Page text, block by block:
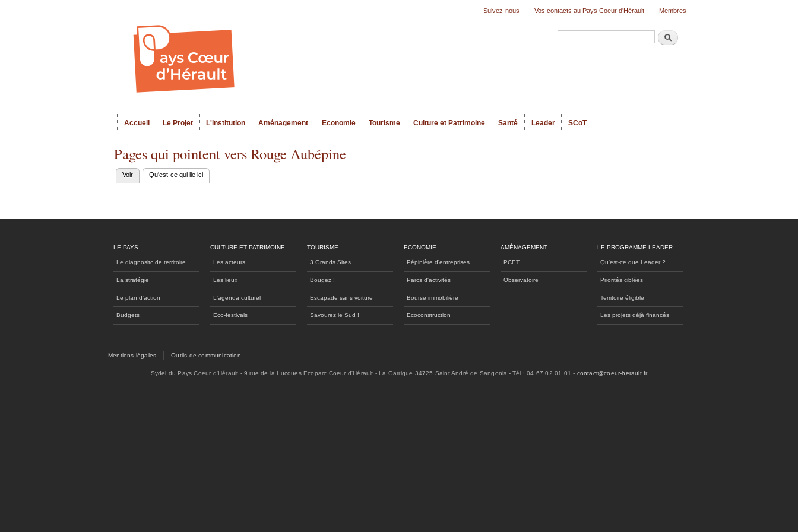
Recherche
Menu principal
Accueil Le Projet L'institution Aménagement Economie Tourisme Culture et Patrimoine Santé Leader SCoT
Suivez-nous Vos contacts au Pays Coeur d'Hérault Membres
Pages qui pointent vers Rouge Aubépine
Onglets
Voir Qu'est-ce qui lie ici
LE PAYS
Le diagnositc de territoire
La stratégie
Le plan d'action
Budgets
CULTURE ET PATRIMOINE
Les acteurs
Les lieux
L'agenda culturel
Eco-festivals
TOURISME
3 Grands Sites
Bougez !
Escapade sans voiture
Savourez le Sud !
ECONOMIE
Pépinière d'entreprises
Parcs d'activités
Bourse immobilière
Ecoconstruction
AMÉNAGEMENT
PCET
Observatoire
LE PROGRAMME LEADER
Qu'est-ce que Leader ?
Priorités ciblées
Territoire éligible
Les projets déjà financés
Mentions légales Outils de communication
Sydel du Pays Coeur d'Hérault - 9 rue de la Lucques Ecoparc Coeur d'Hérault - La Garrigue 34725 Saint André de Sangonis - Tél : 04 67 02 01 01 - contact@coeur-herault.fr